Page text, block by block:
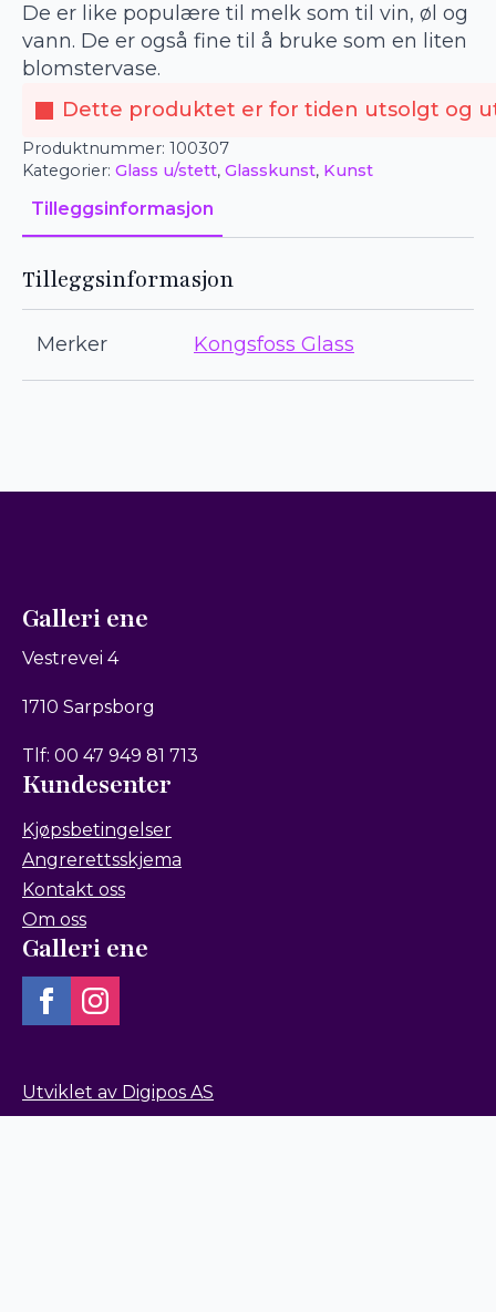
De er like populære til melk som til vin, øl og
vann. De er også fine til å bruke som en liten
blomstervase.
Dette produktet er for tiden utsolgt og
Produktnummer: 100307
Kategorier: Glass u/stett, Glasskunst, Kunst
Tilleggsinformasjon
Tilleggsinformasjon
Merker Kongsfoss Glass
Galleri ene
Vestrevei 4
1710 Sarpsborg
Tlf: 00 47 949 81 713
Kundesenter
Kjøpsbetingelser
Angrerettsskjema
Kontakt oss
Om oss
Galleri ene
Utviklet av Digipos AS